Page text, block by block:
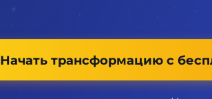
Начать трансформацию с